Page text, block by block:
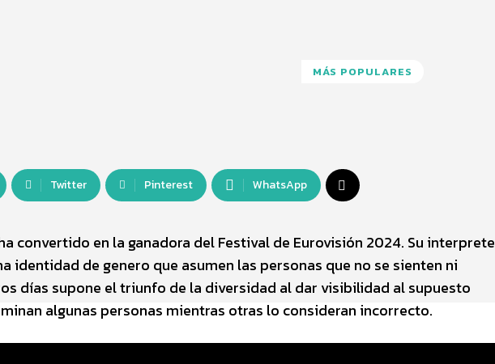
MÁS POPULARES
Twitter Pinterest WhatsApp
convertido en la ganadora del Festival de Eurovisión 2024. Su interprete
identidad de genero que asumen las personas que no se sienten ni
días supone el triunfo de la diversidad al dar visibilidad al supuesto
algunas personas mientras otras lo consideran incorrecto.